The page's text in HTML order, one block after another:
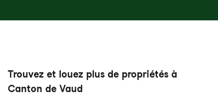
Trouvez et louez plus de propriétés à
Canton de Vaud